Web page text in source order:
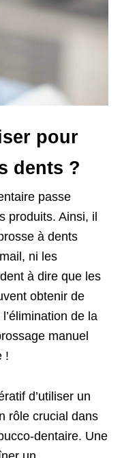
pour
dents ?
passe
produits. Ainsi, il
à dents
ni les
à dire que les
obtenir de
de la
manuel
!
d’utiliser un
rôle crucial dans
dentaire. Une